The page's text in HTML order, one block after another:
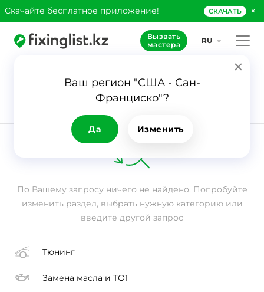
Скачайте бесплатное приложение! СКАЧАТЬ ×
Вызвать
мастера
RU
Ваш регион "США - Сан-
Франциско"?
Да Изменить
Заявка
Вызов мастера
По Вашему запросу ничего не найдено. Попробуйте
изменить раздел, выбрать нужную категорию или
введите другой запрос
Тюнинг
Замена масла и ТО1